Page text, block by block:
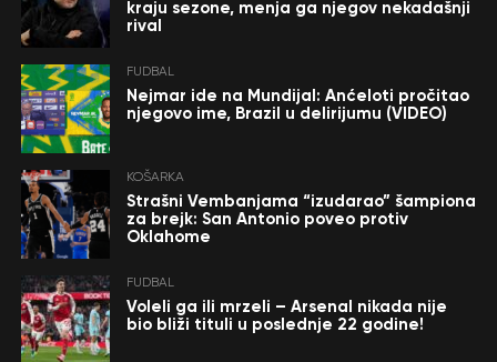
kraju sezone, menja ga njegov nekadašnji
rival
FUDBAL
Nejmar ide na Mundijal: Anćeloti pročitao
njegovo ime, Brazil u delirijumu (VIDEO)
KOŠARKA
Strašni Vembanjama “izudarao” šampiona
za brejk: San Antonio poveo protiv
Oklahome
FUDBAL
Voleli ga ili mrzeli – Arsenal nikada nije
bio bliži tituli u poslednje 22 godine!